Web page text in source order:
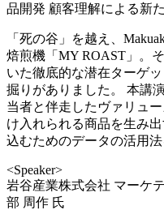
品開発 顧客理解による新
「死の谷」を越え、
焙煎機「MY ROAST」。
いた徹底的な潜在ターゲ
掘りがありました。 本講
当者と伴走したヴァリュ
け入れられる商品を生み
込むためのデータの活用法
<Speaker>
岩谷産業株式会社 マーケ
部 周作 氏